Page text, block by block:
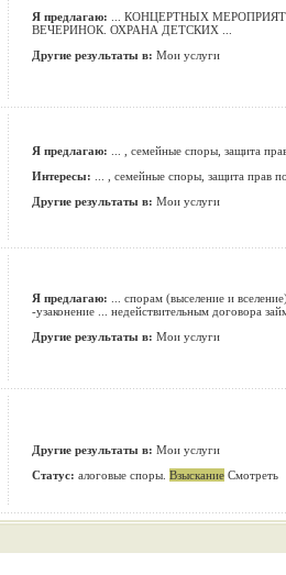
Я предлагаю: ... КОНЦЕРТНЫХ
ВЕЧЕРИНОК. ОХРАНА ДЕТСКИХ ...
Другие результаты в: Мои услуги
Я предлагаю: ... , семейные споры, защита
Интересы:
... , семейные споры, защита прав
Другие результаты в: Мои услуги
Я предлагаю: ... спорам (выселение и
-узаконение ... недействительным договора
Другие результаты в: Мои услуги
Другие результаты в: Мои услуги
Статус: алоговые споры. Взыскание Смотреть